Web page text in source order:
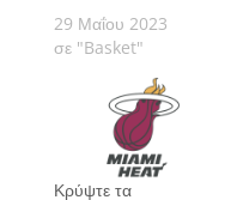
29 Μαΐου 2023
σε "Basket"
Κρύψτε τα